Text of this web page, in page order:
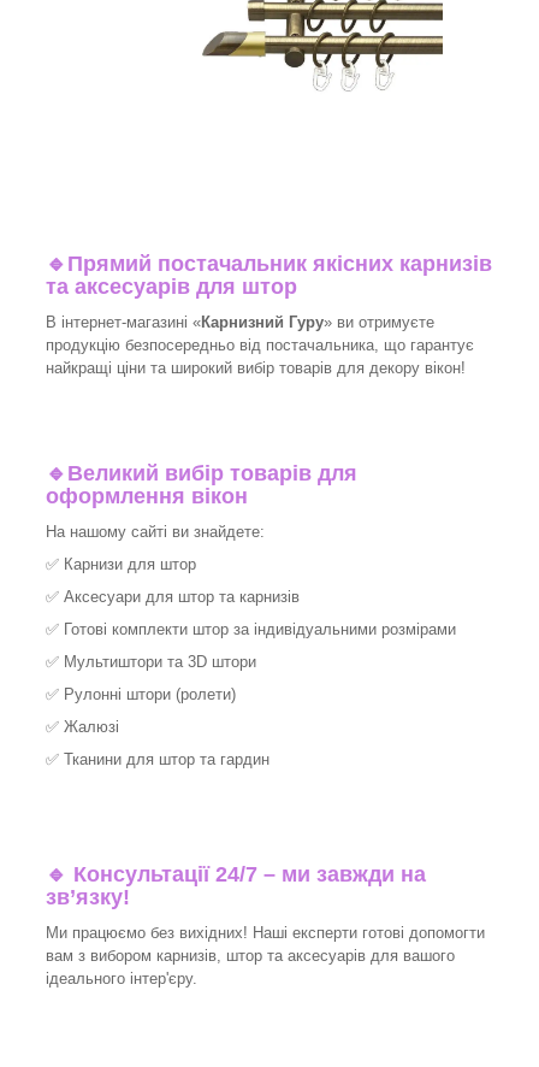
🔹 Прямий постачальник якісних карнизів
та аксесуарів для штор
В інтернет-магазині «Карнизний Гуру» ви отримуєте
продукцію безпосередньо від постачальника, що гарантує
найкращі ціни та широкий вибір товарів для декору вікон!​
🔹 Великий вибір товарів для
оформлення вікон
На нашому сайті ви знайдете:
✅ Карнизи для штор
✅ Аксесуари для штор та карнизів
✅ Готові комплекти штор за індивідуальними розмірами
✅ Мультиштори та 3D штори
✅ Рулонні штори (ролети)
✅ Жалюзі
✅ Тканини для штор та гардин
🔹 Консультації 24/7 – ми завжди на
зв’язку!
Ми працюємо без вихідних! Наші експерти готові допомогти
вам з вибором карнизів, штор та аксесуарів для вашого
ідеального інтер'єру.​